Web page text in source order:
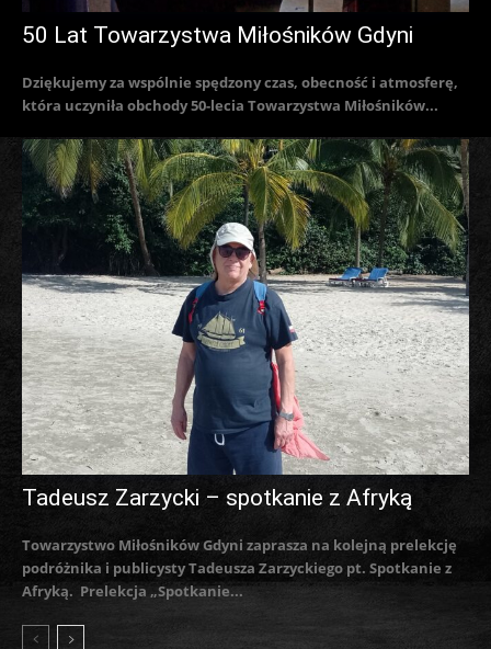
50 Lat Towarzystwa Miłośników Gdyni
Dziękujemy za wspólnie spędzony czas, obecność i atmosferę,
która uczyniła obchody 50-lecia Towarzystwa Miłośników...
Tadeusz Zarzycki – spotkanie z Afryką
Towarzystwo Miłośników Gdyni zaprasza na kolejną prelekcję
podróżnika i publicysty Tadeusza Zarzyckiego pt. Spotkanie z
Afryką. Prelekcja „Spotkanie...